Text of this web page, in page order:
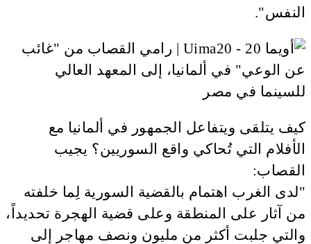
النفس".
كيف يتلقى ويتفاعل الجمهور في ألمانيا مع
الأفلام التي تُحاكي واقع السوريين؟ يجيب
القصاب:
"لدى الغرب اهتمام بالقضية السورية لِما خلفته
من آثار على المنطقة وعلى قضية الهجرة تحديداً،
والتي جلبت أكثر من مليون ونصف مهاجر إلى